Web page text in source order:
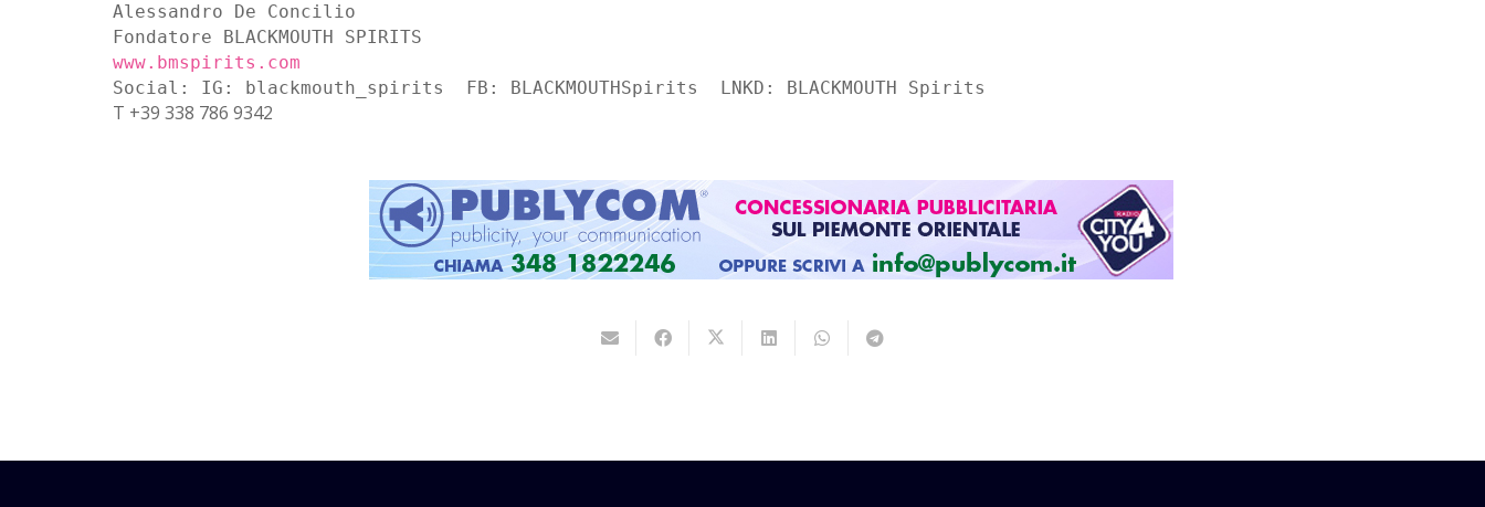
Alessandro De Concilio
Fondatore BLACKMOUTH SPIRITS
www.bmspirits.com
Social: IG: blackmouth_spirits FB: BLACKMOUTHSpirits LNKD: BLACKMOUTH Spirits
T +39 338 786 9342